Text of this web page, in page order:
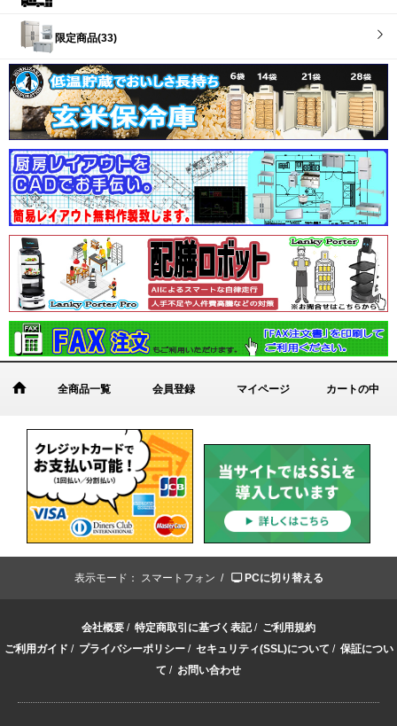
限定商品(33)
全商品一覧 会員登録 マイページ カートの中
表示モード： スマートフォン / PCに切り替える
会社概要 / 特定商取引に基づく表記/ ご利用規約
ご利用ガイド / プライバシーポリシー/ セキュリティ(SSL)について / 保証につい
て / お問い合わせ